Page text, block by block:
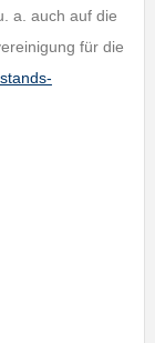
a. auch auf die
für die